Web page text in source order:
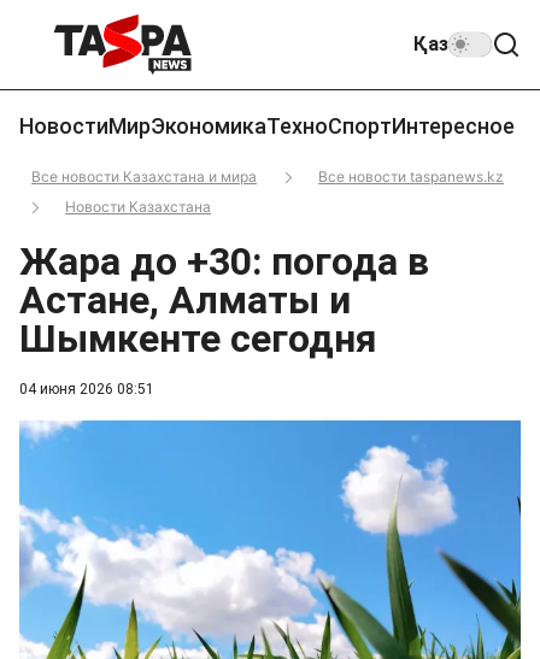
Қаз
НовостиМирЭкономикаТехноСпортИнтересное
Все новости Казахстана и мира
Все новости taspanews.kz
Новости Казахстана
04 июня 2026 08:51
Жара до +30: погода в
Астане, Алматы и
Шымкенте сегодня